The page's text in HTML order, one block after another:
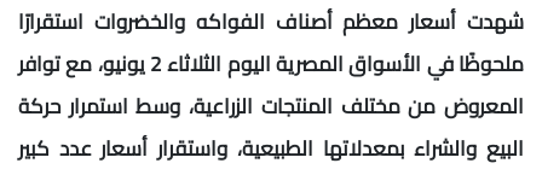
شهدت أسعار معظم أصناف الفواكه والخضروات استقرارًا
ملحوظًا في الأسواق المصرية اليوم الثلاثاء 2 يونيو، مع توافر
المعروض من مختلف المنتجات الزراعية، وسط استمرار حركة
البيع والشراء بمعدلاتها الطبيعية، واستقرار أسعار عدد كبير